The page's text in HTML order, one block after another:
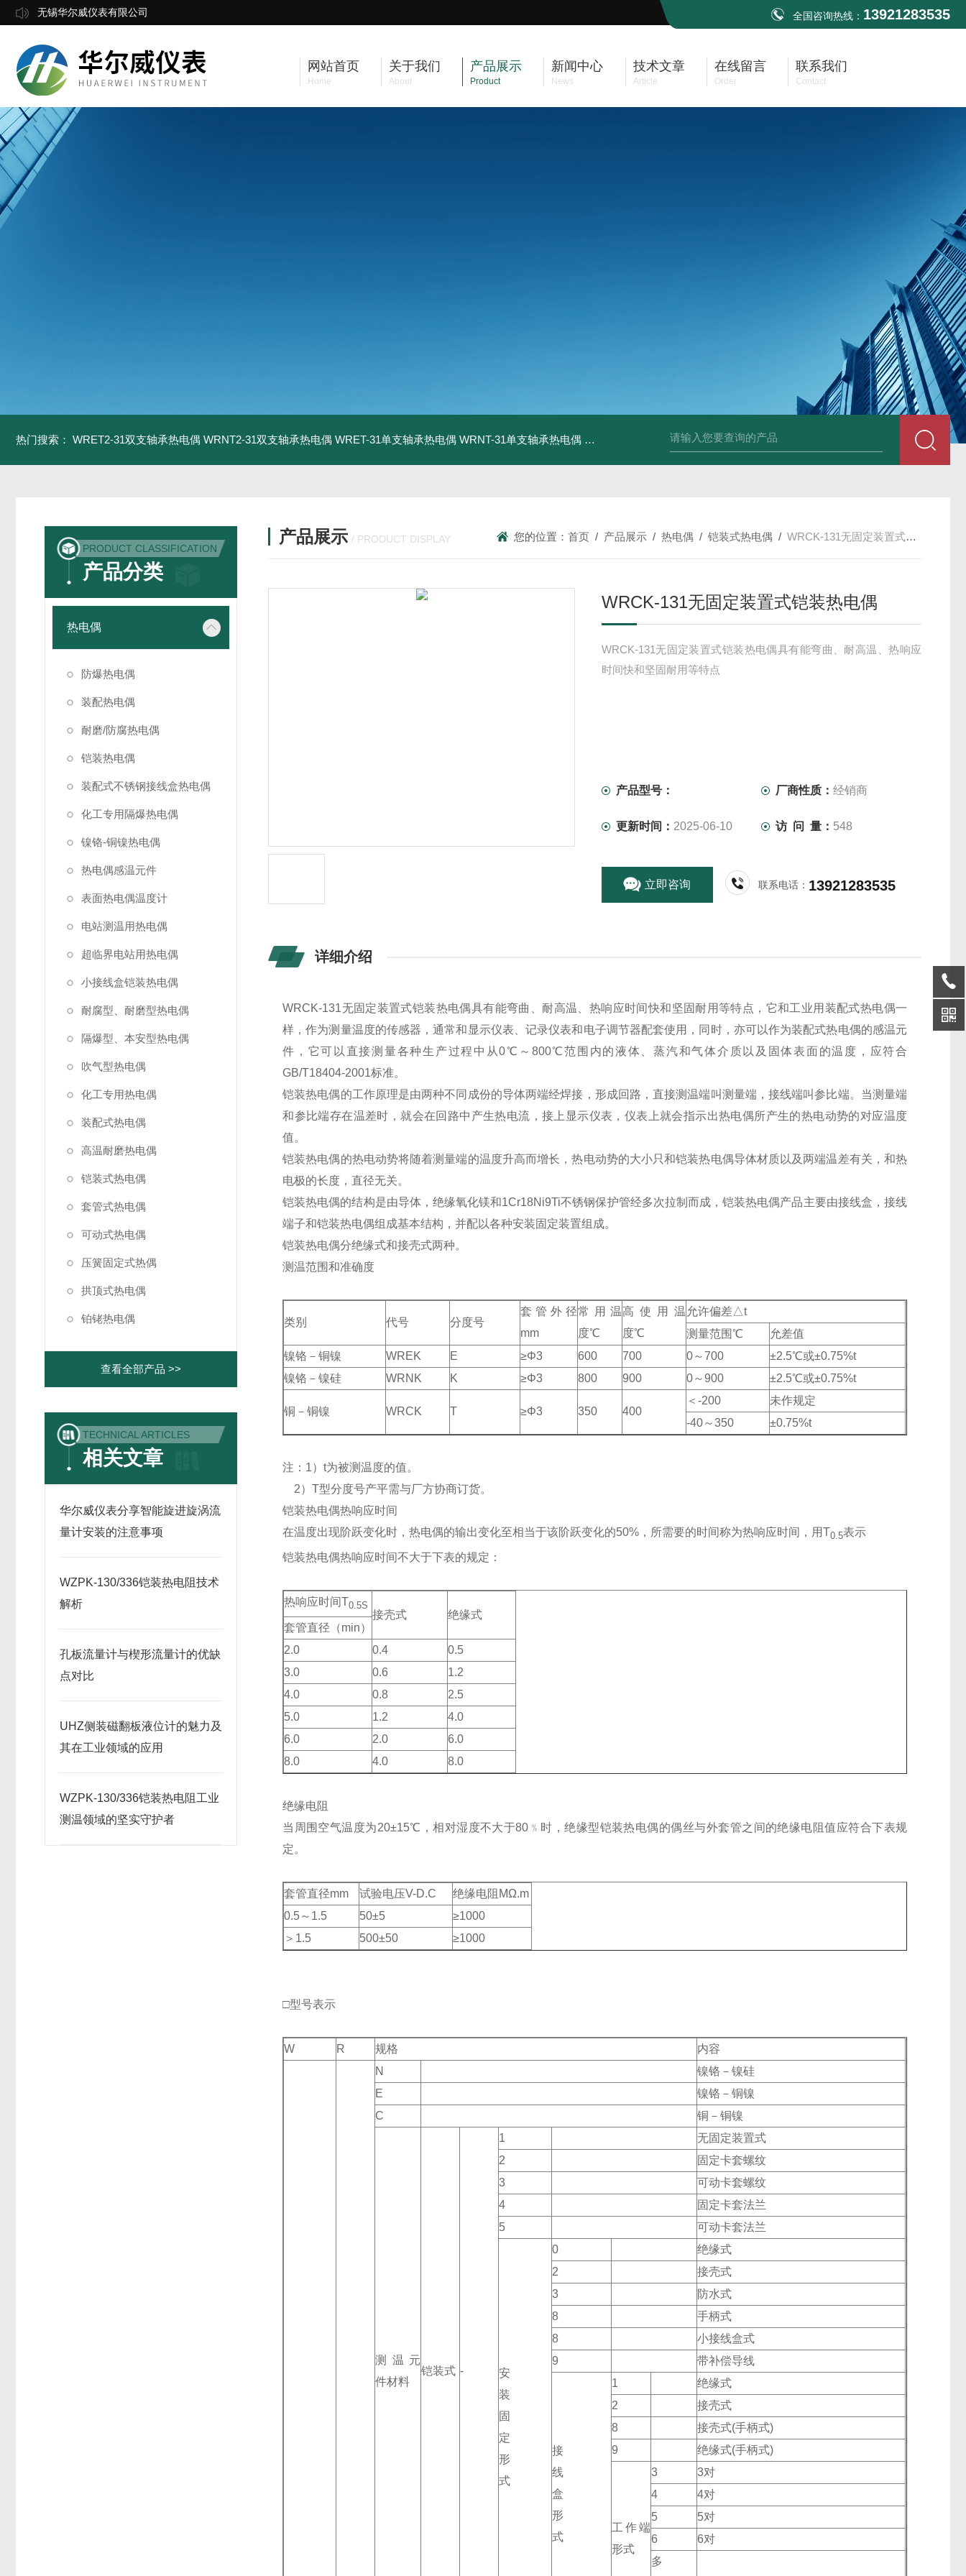
无锡华尔威仪表有限公司 全国咨询热线： 13921283535
网站首页
Home
关于我们
About
产品展示
Product
新闻中心
News
技术文章
Article
在线留言
Order
联系我们
Contact
热门搜索： WRET2-31双支轴承热电偶 WRNT2-31双支轴承热电偶 WRET-31单支轴承热电偶 WRNT-31单支轴承热电偶 WZP-731套管式热电阻 WZP2-731套管式热电阻 塑料液面计
PRODUCT CLASSIFICATION
产品分类
热电偶
防爆热电偶
装配热电偶
耐磨/防腐热电偶
铠装热电偶
装配式不锈钢接线盒热电偶
化工专用隔爆热电偶
镍铬-铜镍热电偶
热电偶感温元件
表面热电偶温度计
电站测温用热电偶
超临界电站用热电偶
小接线盒铠装热电偶
耐腐型、耐磨型热电偶
隔爆型、本安型热电偶
吹气型热电偶
化工专用热电偶
装配式热电偶
高温耐磨热电偶
铠装式热电偶
套管式热电偶
可动式热电偶
压簧固定式热偶
拱顶式热电偶
铂铑热电偶
查看全部产品 >>
TECHNICAL ARTICLES
相关文章
华尔威仪表分享智能旋进旋涡流
量计安装的注意事项
WZPK-130/336铠装热电阻技术
解析
孔板流量计与楔形流量计的优缺
点对比
UHZ侧装磁翻板液位计的魅力及
其在工业领域的应用
WZPK-130/336铠装热电阻工业
测温领域的坚实守护者
产品展示 / PRODUCT DISPLAY 您的位置：首页 / 产品展示 /热电偶 /铠装式热电偶 /WRCK-131无固定装置式铠装热电偶
WRCK-131无固定装置式铠装热电偶
WRCK-131无固定装置式铠装热电偶具有能弯曲、耐高温、热响应
时间快和坚固耐用等特点
产品型号： 厂商性质：经销商
更新时间： 2025-06-10 访 问 量： 548
立即咨询 联系电话： 13921283535
详细介绍
WRCK-131无固定装置式铠装热电偶具有能弯曲、耐高温、热响应时间快和坚固耐用等特点，它和工业用装配式热电偶一
样，作为测量温度的传感器，通常和显示仪表、记录仪表和电子调节器配套使用，同时，亦可以作为装配式热电偶的感温元
件，它可以直接测量各种生产过程中从0℃～800℃范围内的液体、蒸汽和气体介质以及固体表面的温度，应符合
GB/T18404-2001标准。
铠装热电偶的工作原理是由两种不同成份的导体两端经焊接，形成回路，直接测温端叫测量端，接线端叫参比端。当测量端
和参比端存在温差时，就会在回路中产生热电流，接上显示仪表，仪表上就会指示出热电偶所产生的热电动势的对应温度
值。
铠装热电偶的热电动势将随着测量端的温度升高而增长，热电动势的大小只和铠装热电偶导体材质以及两端温差有关，和热
电极的长度，直径无关。
铠装热电偶的结构是由导体，绝缘氧化镁和1Cr18Ni9Ti不锈钢保护管经多次拉制而成，铠装热电偶产品主要由接线盒，接线
端子和铠装热电偶组成基本结构，并配以各种安装固定装置组成。
铠装热电偶分绝缘式和接壳式两种。
测温范围和准确度
类别 代号 分度号
套管外径
mm
常用温
度℃
高使用温
度℃
允许偏差△t
测量范围℃
允差值
镍铬－铜镍
WREK E ≥Φ3 600 700 0～700
±2.5℃或±0.75%t
镍铬－镍硅
WRNK K ≥Φ3 800 900 0～900 ±2.5℃或±0.75%t
铜－铜镍 WRCK T ≥Φ3 350 400
＜-200
未作规定
-40～350
±0.75%t
注：1）t为被测温度的值。
2）T型分度号产平需与厂方协商订货。
铠装热电偶热响应时间
在温度出现阶跃变化时，热电偶的输出变化至相当于该阶跃变化的50%，所需要的时间称为热响应时间，用T0.5表示
铠装热电偶热响应时间不大于下表的规定：
热响应时间T0.5S
接壳式
绝缘式
套管直径（min）
2.0
0.4
0.5
3.0
0.6
1.2
4.0
0.8
2.5
5.0
1.2
4.0
6.0
2.0
6.0
8.0
4.0 8.0
绝缘电阻
当周围空气温度为20±15℃，相对湿度不大于80﹪时，绝缘型铠装热电偶的偶丝与外套管之间的绝缘电阻值应符合下表规
定。
套管直径mm 试验电压V-D.C
绝缘电阻MΩ.m
0.5～1.5
50±5
≥1000
＞1.5
500±50 ≥1000
□型号表示
W R 规格
内容
N
镍铬－镍硅
E
镍铬－铜镍
C
铜－铜镍
测温元
件材料
铠装式 -
1
无固定装置式
2
固定卡套螺纹
3
可动卡套螺纹
4
固定卡套法兰
5
可动卡套法兰
安
装
固
定
形
式
0
绝缘式
2
接壳式
3
防水式
8
手柄式
8
小接线盒式
9
带补偿导线
接
线
盒
形
式
1
绝缘式
2
接壳式
8
接壳式(手柄式)
9
绝缘式(手柄式)
工作端
形式
3
3对
4
4对
5
5对
6
6对
多